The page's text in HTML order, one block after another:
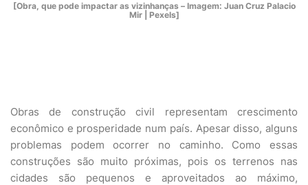
[Obra, que pode impactar as vizinhanças – Imagem: Juan Cruz Palacio
Mir | Pexels]
Obras de construção civil representam crescimento
econômico e prosperidade num país. Apesar disso, alguns
problemas podem ocorrer no caminho. Como essas
construções são muito próximas, pois os terrenos nas
cidades são pequenos e aproveitados ao máximo,